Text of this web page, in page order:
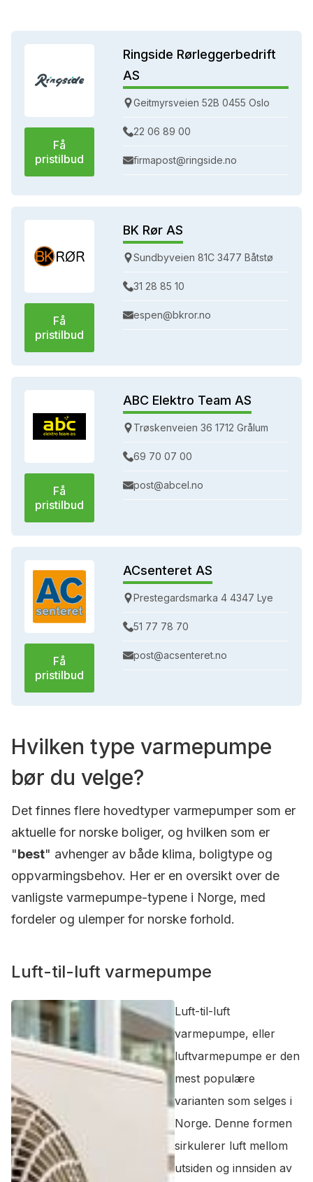
Få
pristilbud
Ringside Rørleggerbedrift
AS
Geitmyrsveien 52B 0455 Oslo
22 06 89 00
firmapost@ringside.no
Få
pristilbud
BK Rør AS
Sundbyveien 81C 3477 Båtstø
31 28 85 10
espen@bkror.no
Få
pristilbud
ABC Elektro Team AS
Trøskenveien 36 1712 Grålum
69 70 07 00
post@abcel.no
Få
pristilbud
ACsenteret AS
Prestegardsmarka 4 4347 Lye
51 77 78 70
post@acsenteret.no
Hvilken type varmepumpe
bør du velge?
Det finnes flere hovedtyper varmepumper som er
aktuelle for norske boliger, og hvilken som er
"best" avhenger av både klima, boligtype og
oppvarmingsbehov. Her er en oversikt over de
vanligste varmepumpe-typene i Norge, med
fordeler og ulemper for norske forhold.
Luft-til-luft varmepumpe
Luft-til-luft
varmepumpe, eller
luftvarmepumpe er den
mest populære
varianten som selges i
Norge. Denne formen
sirkulerer luft mellom
utsiden og innsiden av